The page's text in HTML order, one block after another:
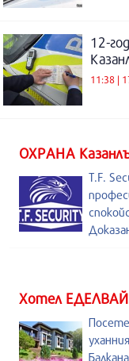
12-
11:38 |
ОХРАНА
T.F.
Хотел